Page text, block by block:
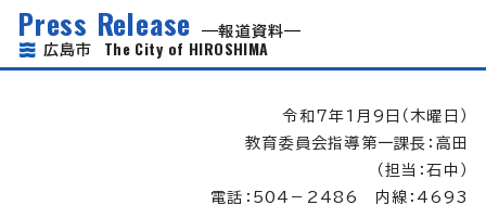
Press Release
報道資料
広島市 The City of HIROSHIMA
令和7年1月9日（木曜日）
教育委員会指導第一課長：高田
（担当：石中）
電話：504－2486 内線：4693